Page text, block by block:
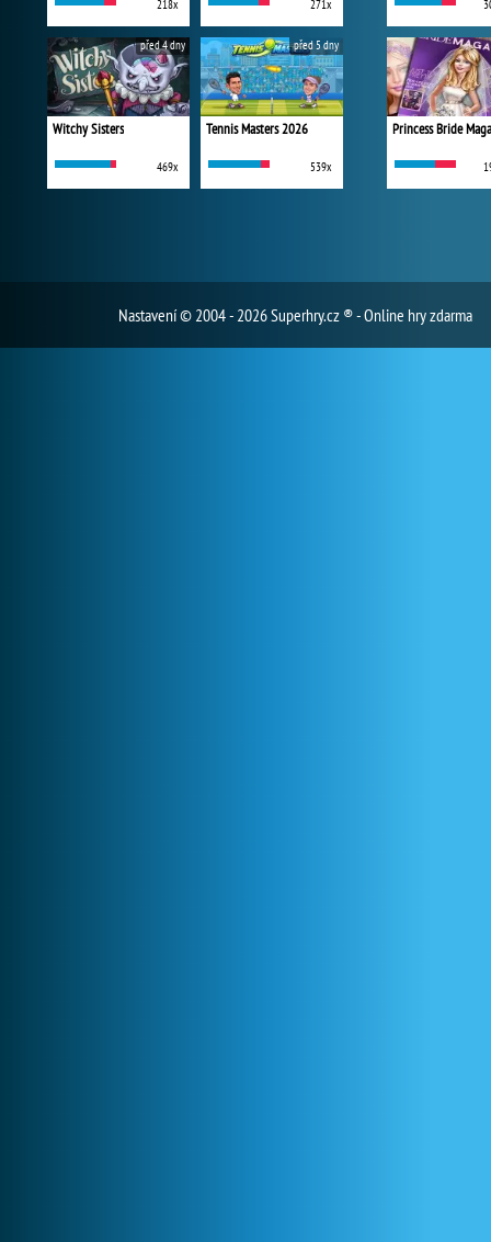
218x 271x
Witchy Sisters
469x
před 4 dny
Tennis Masters 2026
539x
před 5 dny
Princess Bride
Nastavení© 2004 - 2026 Superhry.cz ® - Online hry zdarma